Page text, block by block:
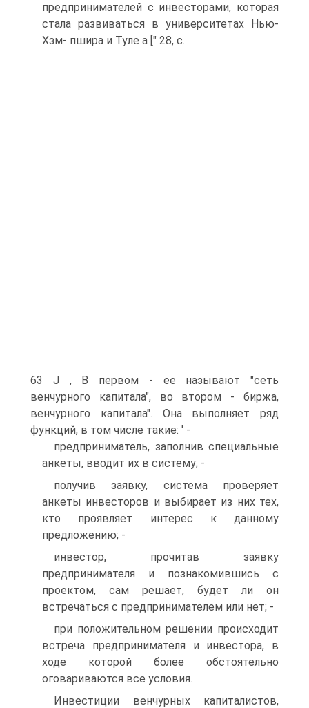
предпринимателей с инвесторами, которая
стала развиваться в университетах Нью-
Хзм- пшира и Туле а [" 28, с.
63 J , В первом - ее называют "сеть
венчурного капитала", во втором - биржа,
венчурного капитала". Она выполняет ряд
функций, в том числе такие: ' -
предприниматель, заполнив специальные
анкеты, вводит их в систему; -
получив заявку, система проверяет
анкеты инвесторов и выбирает из них тех,
кто проявляет интерес к данному
предложению; -
инвестор, прочитав заявку
предпринимателя и познакомившись с
проектом, сам решает, будет ли он
встречаться с предпринимателем или нет; -
при положительном решении происходит
встреча предпринимателя и инвестора, в
ходе которой более обстоятельно
оговариваются все условия.
Инвестиции венчурных капиталистов,